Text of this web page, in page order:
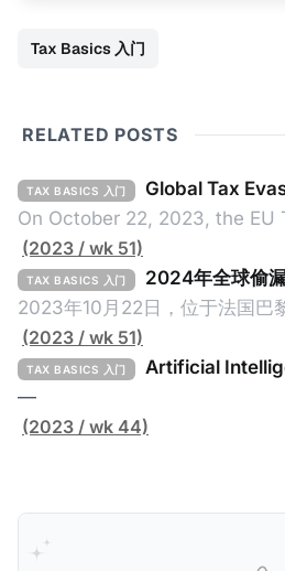
Tax Basics 入门
RELATED POSTS
TAX BASICS 入门 Global Tax
On October 22, 2023, the EU
(referred to as the
headquartered in Paris,
page Global Tax Evasion
as the "Report" in this
report, crafted by over 100
(2023 / wk 51)
TAX BASICS 入门 2024年全球偷
2023年10月22日，位于法国巴
（EU Tax Observatory，本文
91页的《Global Tax Evasion
年全球偷漏税报告，本文简称报
100位研究人员精心打造，含金
果提出未来的全球反避税方案
将为大家解读这一份报告，有
(2023 / wk 51)
TAX BASICS 入门
Artificial
—
(2023 / wk 44)